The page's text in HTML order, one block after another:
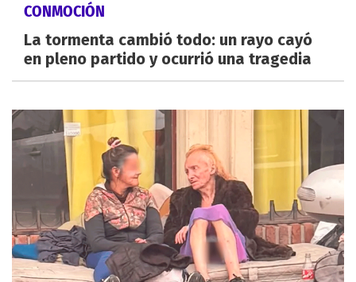
CONMOCIÓN
La tormenta cambió todo: un rayo cayó
en pleno partido y ocurrió una tragedia